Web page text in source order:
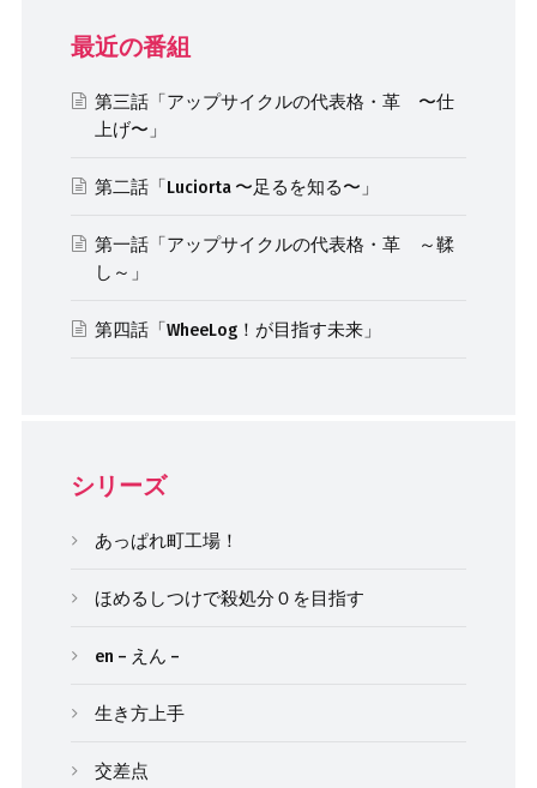
最近の番組
第三話「アップサイクルの代表格・革 〜仕
上げ〜」
第二話「Luciorta 〜足るを知る〜」
第一話「アップサイクルの代表格・革 ～鞣
し～」
第四話「WheeLog！が目指す未来」
シリーズ
あっぱれ町工場！
ほめるしつけで殺処分０を目指す
en – えん –
生き方上手
交差点